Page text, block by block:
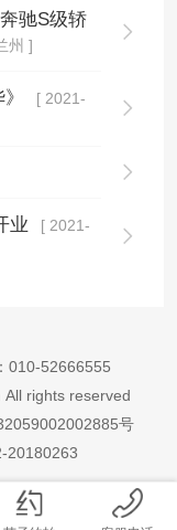
驰S级轿
州 ]
[ 2021-
业
[ 2021-
010-52666555
rights reserved
号
20180263